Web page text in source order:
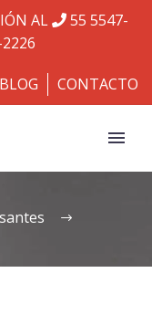
AL
55 5547-
BLOG CONTACTO